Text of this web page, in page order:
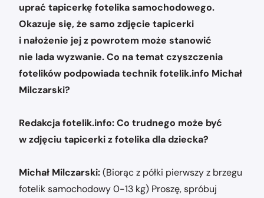
uprać tapicerkę fotelika samochodowego.
Okazuje się, że samo zdjęcie tapicerki
i nałożenie jej z powrotem może stanowić
nie lada wyzwanie. Co na temat czyszczenia
fotelików podpowiada technik fotelik.info Michał
Milczarski?
Redakcja fotelik.info: Co trudnego może być
w zdjęciu tapicerki z fotelika dla dziecka?
Michał Milczarski:(Biorąc z półki pierwszy z brzegu
fotelik samochodowy 0-13 kg) Proszę, spróbuj